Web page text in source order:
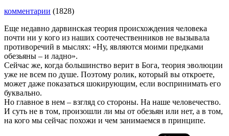
комментарии (1828)
Еще недавно дарвинская теория происхождения человека
почти ни у кого из наших соотечественников не вызывала
противоречий в мыслях: «Ну, являются моими предками
обезьяны – и ладно».
Сейчас же, когда большинство верит в Бога, теория эволюции
уже не всем по душе. Поэтому ролик, который вы откроете,
может даже показаться шокирующим, если воспринимать его
буквально.
Но главное в нем – взгляд со стороны. На наше человечество.
И суть не в том, произошли ли мы от обезьян или нет, а в том,
на кого мы сейчас похожи и чем занимаемся в принципе.